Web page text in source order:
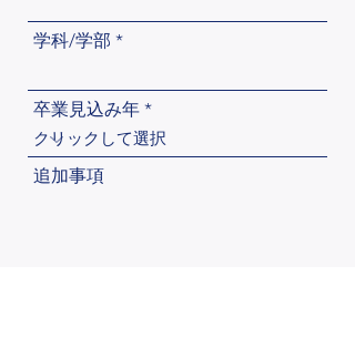
学科/学部
卒業見込み年
追加事項